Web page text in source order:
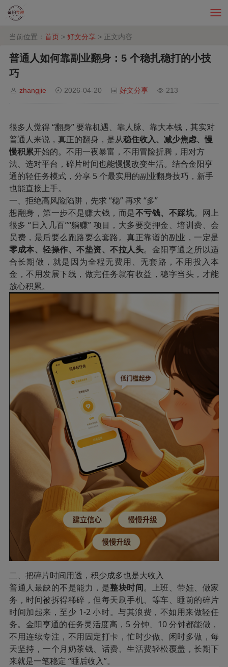
当前位置： 首页 > 好文分享 > 正文内容
普通人如何靠副业翻身：5 个稳扎稳打的小技
巧
zhangjie 2026-04-20 好文分享 213
很多人觉得 “翻身” 要靠机遇、靠人脉、靠大本钱，其实对
普通人来说，真正的翻身，是从稳住收入、减少焦虑、慢
慢积累开始的。不用一夜暴富，不用冒险折腾，用对方
法、选对平台，碎片时间也能慢慢改变生活。结合金阳亨
通的轻任务模式，分享 5 个最实用的副业翻身技巧，新手
也能直接上手。
一、拒绝高风险陷阱，先求 “稳” 再求 “多”
想翻身，第一步不是赚大钱，而是不亏钱、不踩坑。网上
很多 “日入几百”“躺赚” 项目，大多要交押金、培训费、会
员费，最后要么跑路要么套路。真正靠谱的副业，一定是
零成本、轻操作、不垫资、不拉人头。金阳亨通之所以适
合长期做，就是因为全程无费用、无套路，不用投入本
金，不用发展下线，做完任务就有收益，稳字当头，才能
放心积累。
二、把碎片时间用透，积少成多也是大收入
普通人最缺的不是能力，是整块时间。上班、带娃、做家
务，时间被拆得稀碎，但每天刷手机、等车、睡前的碎片
时间加起来，至少 1-2 小时。与其浪费，不如用来做轻任
务。金阳亨通的任务灵活度高，5 分钟、10 分钟都能做，
不用连续专注，不用固定打卡，忙时少做、闲时多做，每
天坚持，一个月奶茶钱、话费、生活费轻松覆盖，长期下
来就是一笔稳定 “睡后收入”。